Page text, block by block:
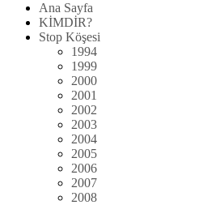
Ana Sayfa
KİMDİR?
Stop Köşesi
1994
1999
2000
2001
2002
2003
2004
2005
2006
2007
2008